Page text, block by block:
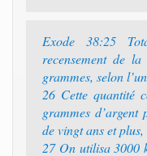
Exode 38:25
recensement de
grammes, selon
26 Cette quantité
grammes
de vingt ans et
27 On utilisa 3000